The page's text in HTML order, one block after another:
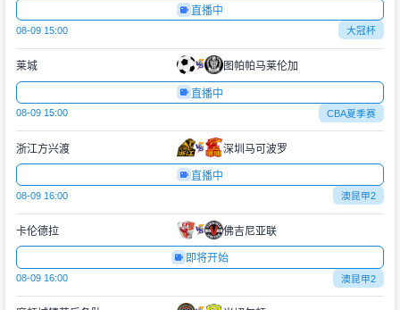
直播中
08-09 15:00 大冠杯
莱城 图帕帕马莱伦加
直播中
08-09 15:00 CBA夏季赛
浙江方兴渡 深圳马可波罗
直播中
08-09 16:00 澳昆甲2
卡伦德拉 佛吉尼亚联
即将开始
08-09 16:00 澳昆甲2